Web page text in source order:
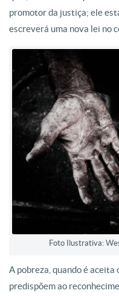
promotor da justiça; ele
escreverá uma nova lei no
Foto Ilustrativa:
A pobreza, quando é
predispõem ao